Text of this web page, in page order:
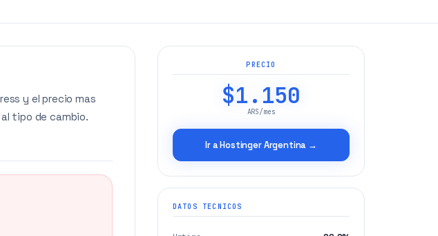
y el precio mas
tipo de cambio.
PRECIO
$1.150
ARS/mes
Ir a Hostinger Argentina →
DATOS TECNICOS